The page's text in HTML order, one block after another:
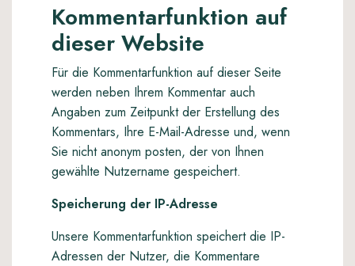
Kommentarfunktion auf
dieser Website
Für die Kommentarfunktion auf dieser Seite
werden neben Ihrem Kommentar auch
Angaben zum Zeitpunkt der Erstellung des
Kommentars, Ihre E-Mail-Adresse und, wenn
Sie nicht anonym posten, der von Ihnen
gewählte Nutzername gespeichert.
Speicherung der IP-Adresse
Unsere Kommentarfunktion speichert die IP-
Adressen der Nutzer, die Kommentare